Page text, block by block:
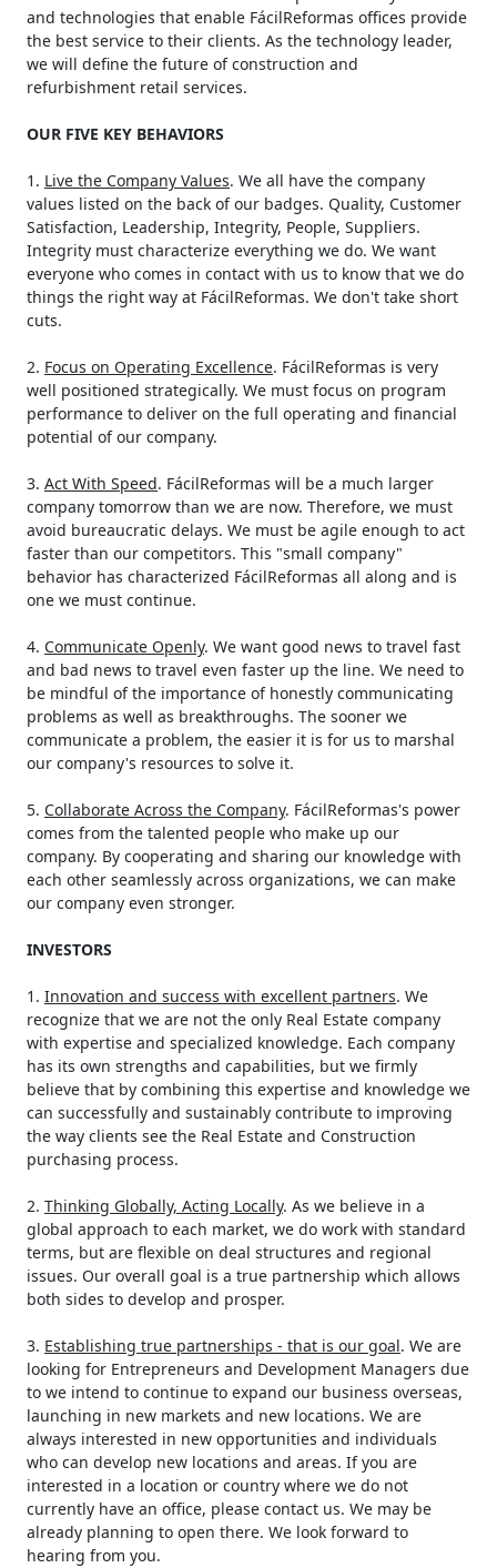
and technologies that enable FácilReformas offices provide
the best service to their clients. As the technology leader,
we will define the future of construction and
refurbishment retail services.
OUR FIVE KEY BEHAVIORS
1. Live the Company Values. We all have the company
values listed on the back of our badges. Quality, Customer
Satisfaction, Leadership, Integrity, People, Suppliers.
Integrity must characterize everything we do. We want
everyone who comes in contact with us to know that we do
things the right way at FácilReformas. We don't take short
cuts.
2. Focus on Operating Excellence. FácilReformas is very
well positioned strategically. We must focus on program
performance to deliver on the full operating and financial
potential of our company.
3. Act With Speed. FácilReformas will be a much larger
company tomorrow than we are now. Therefore, we must
avoid bureaucratic delays. We must be agile enough to act
faster than our competitors. This "small company"
behavior has characterized FácilReformas all along and is
one we must continue.
4. Communicate Openly. We want good news to travel fast
and bad news to travel even faster up the line. We need to
be mindful of the importance of honestly communicating
problems as well as breakthroughs. The sooner we
communicate a problem, the easier it is for us to marshal
our company's resources to solve it.
5. Collaborate Across the Company. FácilReformas's power
comes from the talented people who make up our
company. By cooperating and sharing our knowledge with
each other seamlessly across organizations, we can make
our company even stronger.
INVESTORS
1. Innovation and success with excellent partners. We
recognize that we are not the only Real Estate company
with expertise and specialized knowledge. Each company
has its own strengths and capabilities, but we firmly
believe that by combining this expertise and knowledge we
can successfully and sustainably contribute to improving
the way clients see the Real Estate and Construction
purchasing process.
2. Thinking Globally, Acting Locally. As we believe in a
global approach to each market, we do work with standard
terms, but are flexible on deal structures and regional
issues. Our overall goal is a true partnership which allows
both sides to develop and prosper.
3. Establishing true partnerships - that is our goal. We are
looking for Entrepreneurs and Development Managers due
to we intend to continue to expand our business overseas,
launching in new markets and new locations. We are
always interested in new opportunities and individuals
who can develop new locations and areas. If you are
interested in a location or country where we do not
currently have an office, please contact us. We may be
already planning to open there. We look forward to
hearing from you.